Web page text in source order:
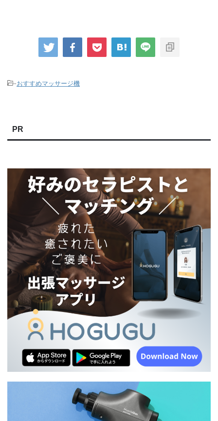
-おすすめマッサージ機
PR